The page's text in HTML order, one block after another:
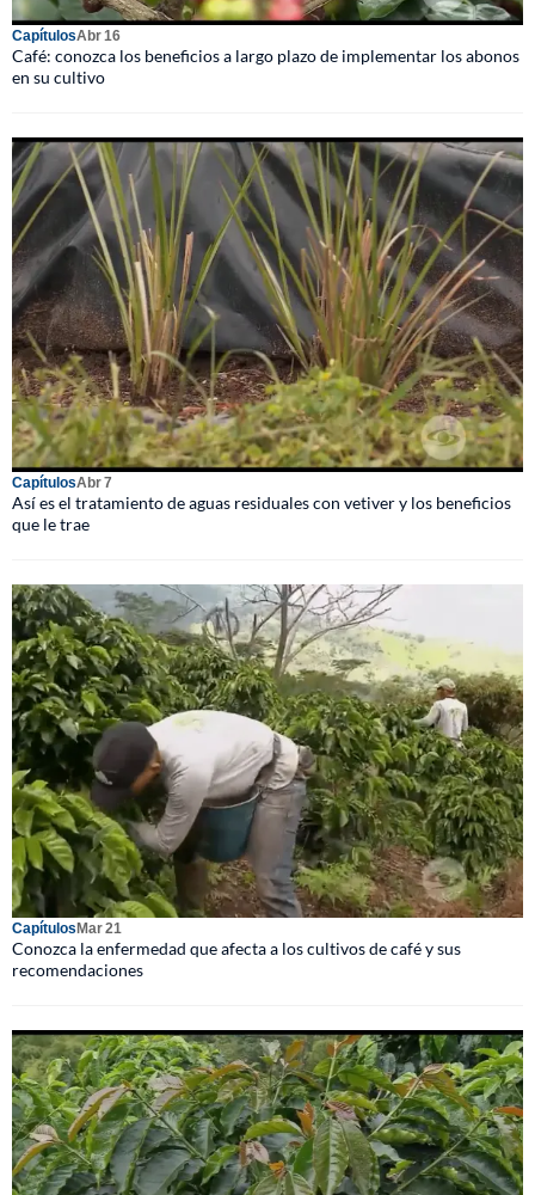
CapítulosAbr 16
Café: conozca los beneficios a largo plazo de implementar los abonos
en su cultivo
CapítulosAbr 7
Así es el tratamiento de aguas residuales con vetiver y los beneficios
que le trae
CapítulosMar 21
Conozca la enfermedad que afecta a los cultivos de café y sus
recomendaciones